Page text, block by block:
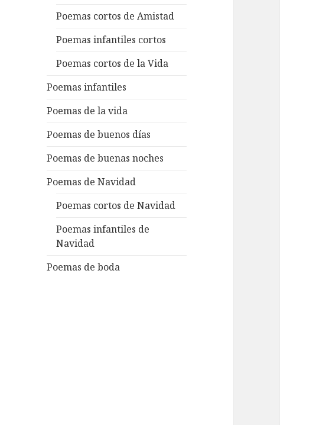
Poemas cortos de Amistad
Poemas infantiles cortos
Poemas cortos de la Vida
Poemas infantiles
Poemas de la vida
Poemas de buenos días
Poemas de buenas noches
Poemas de Navidad
Poemas cortos de Navidad
Poemas infantiles de
Navidad
Poemas de boda